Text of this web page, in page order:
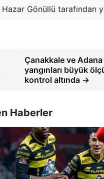
Gönüllü tarafından
Çanakkale ve Adana
yangınları büyük
kontrol altında →
Haberler